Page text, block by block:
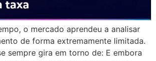
o mercado aprendeu a analisar
de forma extremamente limitada.
sempre gira em torno de: E embora